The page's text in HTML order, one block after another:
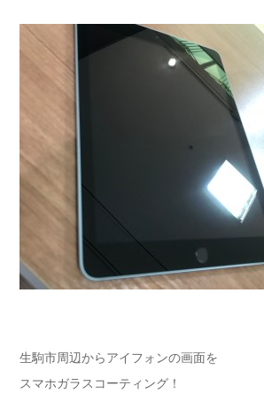
生駒市周辺からアイフォンの画面を
スマホガラスコーティング！